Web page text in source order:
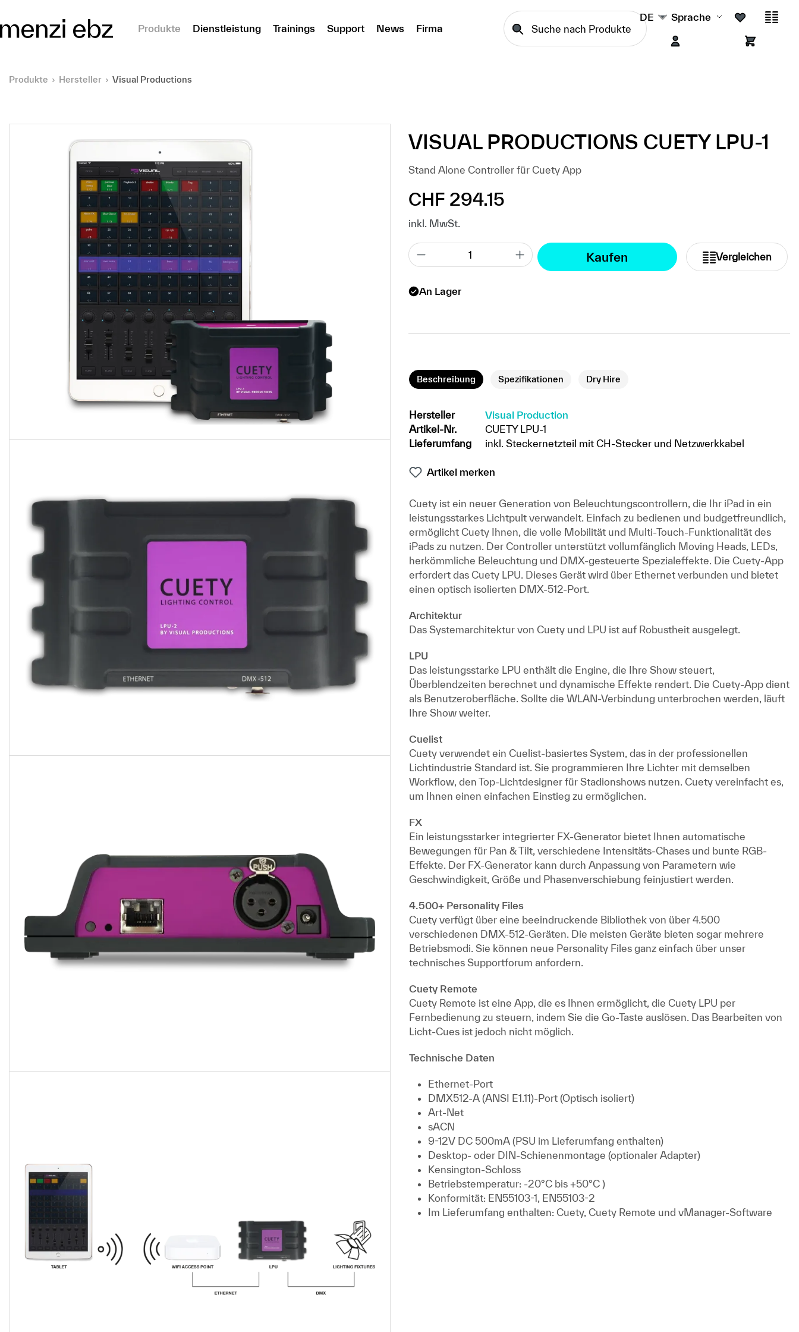
Produkte
Dienstleistung Trainings Support News Firma
DE Sprache
Produkte Hersteller Visual Productions
VISUAL PRODUCTIONS CUETY LPU-1
Stand Alone Controller für Cuety App
Regulärer Preis:
CHF 294.15
inkl. MwSt.
Kaufen Vergleichen
An Lager
Beschreibung Spezifikationen Dry Hire
Hersteller
Visual Production
Artikel-Nr.
CUETY LPU-1
Lieferumfang
inkl. Steckernetzteil mit CH-Stecker und Netzwerkkabel
Artikel merken
Cuety ist ein neuer Generation von Beleuchtungscontrollern, die Ihr iPad in ein
leistungsstarkes Lichtpult verwandelt. Einfach zu bedienen und budgetfreundlich,
ermöglicht Cuety Ihnen, die volle Mobilität und Multi-Touch-Funktionalität des
iPads zu nutzen. Der Controller unterstützt vollumfänglich Moving Heads, LEDs,
herkömmliche Beleuchtung und DMX-gesteuerte Spezialeffekte. Die Cuety-App
erfordert das Cuety LPU. Dieses Gerät wird über Ethernet verbunden und bietet
einen optisch isolierten DMX-512-Port.
Architektur
Das Systemarchitektur von Cuety und LPU ist auf Robustheit ausgelegt.
LPU
Das leistungsstarke LPU enthält die Engine, die Ihre Show steuert,
Überblendzeiten berechnet und dynamische Effekte rendert. Die Cuety-App dient
als Benutzeroberfläche. Sollte die WLAN-Verbindung unterbrochen werden, läuft
Ihre Show weiter.
Cuelist
Cuety verwendet ein Cuelist-basiertes System, das in der professionellen
Lichtindustrie Standard ist. Sie programmieren Ihre Lichter mit demselben
Workflow, den Top-Lichtdesigner für Stadionshows nutzen. Cuety vereinfacht es,
um Ihnen einen einfachen Einstieg zu ermöglichen.
FX
Ein leistungsstarker integrierter FX-Generator bietet Ihnen automatische
Bewegungen für Pan & Tilt, verschiedene Intensitäts-Chases und bunte RGB-
Effekte. Der FX-Generator kann durch Anpassung von Parametern wie
Geschwindigkeit, Größe und Phasenverschiebung feinjustiert werden.
4.500+ Personality Files
Cuety verfügt über eine beeindruckende Bibliothek von über 4.500
verschiedenen DMX-512-Geräten. Die meisten Geräte bieten sogar mehrere
Betriebsmodi. Sie können neue Personality Files ganz einfach über unser
technisches Supportforum anfordern.
Cuety Remote
Cuety Remote ist eine App, die es Ihnen ermöglicht, die Cuety LPU per
Fernbedienung zu steuern, indem Sie die Go-Taste auslösen. Das Bearbeiten von
Licht-Cues ist jedoch nicht möglich.
Technische Daten
Ethernet-Port
DMX512-A (ANSI E1.11)-Port (Optisch isoliert)
Art-Net
sACN
9-12V DC 500mA (PSU im Lieferumfang enthalten)
Desktop- oder DIN-Schienenmontage (optionaler Adapter)
Kensington-Schloss
Betriebstemperatur: -20°C bis +50°C )
Konformität: EN55103-1, EN55103-2
Im Lieferumfang enthalten: Cuety, Cuety Remote und vManager-Software